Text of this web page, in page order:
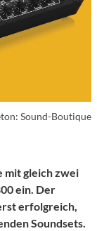
Sound-Boutique
mit gleich zwei
ein. Der
erfolgreich,
Soundsets.